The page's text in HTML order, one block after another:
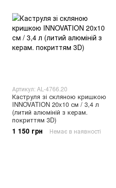
Артикул: AL-4766.20
Каструля зі скляною кришкою
INNOVATION 20x10 см / 3,4 л
(литий алюміній з керам.
покриттям 3D)
1 150 грн Немає в наявності